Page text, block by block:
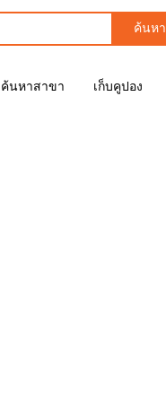
ค้นหา
ค้นหาสาขา เก็บคูปอง